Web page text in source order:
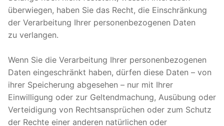
überwiegen, haben Sie das Recht, die Einschränkung
der Verarbeitung Ihrer personenbezogenen Daten
zu verlangen.
Wenn Sie die Verarbeitung Ihrer personenbezogenen
Daten eingeschränkt haben, dürfen diese Daten – von
ihrer Speicherung abgesehen – nur mit Ihrer
Einwilligung oder zur Geltendmachung, Ausübung oder
Verteidigung von Rechtsansprüchen oder zum Schutz
der Rechte einer anderen natürlichen oder